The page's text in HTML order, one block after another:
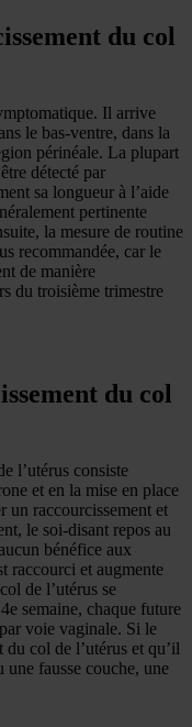
du col
Il arrive
le bas-ventre, dans la
périnéale. La plupart
détecté par
sa longueur à l’aide
pertinente
la mesure de routine
recommandée, car le
de manière
du troisième trimestre
du col
l’utérus consiste
et en la mise en place
un raccourcissement et
le soi-disant repos au
bénéfice aux
raccourci et augmente
de l’utérus se
semaine, chaque future
voie vaginale. Si le
col de l’utérus et qu’il
une fausse couche, une